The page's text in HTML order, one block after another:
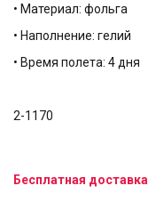
• Материал: фольга
• Наполнение: гелий
• Время полета: 4 дня
2-1170
Бесплатная доставка